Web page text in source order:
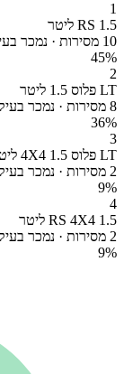
1
RS 1.5 ליטר
10 מסירות · נמכר בעיקר לצי רכב
45%
2
LT פלוס 1.5 ליטר
8 מסירות · נמכר בעיקר לצי רכב
36%
3
LT פלוס 4X4 1.5 ליטר
2 מסירות · נמכר בעיקר לצי רכב
9%
4
RS 4X4 1.5 ליטר
2 מסירות · נמכר בעיקר לצי רכב
9%